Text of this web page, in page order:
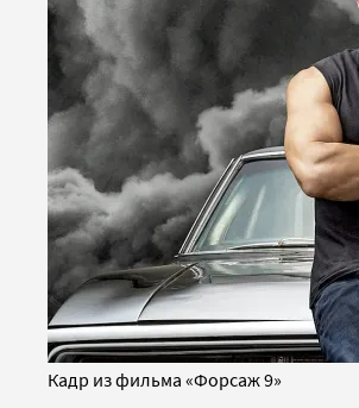
Кадр из фильма «Форсаж 9»